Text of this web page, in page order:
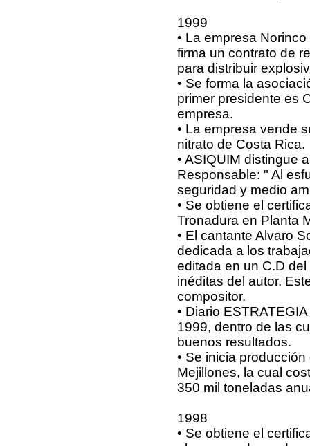
1999
• La empresa
firma un contrato de
para distribuir
• Se forma la
primer presidente es
empresa.
• La empresa vende
nitrato de Costa Rica.
• ASIQUIM distingue
Responsable: " Al
seguridad y medio
• Se obtiene el
Tronadura en Planta
• El cantante Alvaro
dedicada a los
editada en un C.D
inéditas del autor.
compositor.
• Diario
1999, dentro de las
buenos resultados.
• Se inicia
Mejillones, la cual
350 mil toneladas
1998
• Se obtiene el